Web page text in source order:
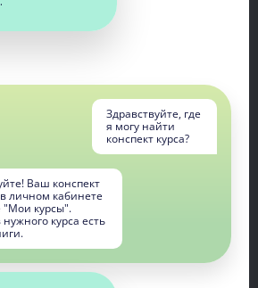
Здравствуйте, где
я могу найти
конспект курса?
Ваш конспект
личном кабинете
"Мои курсы".
курса есть